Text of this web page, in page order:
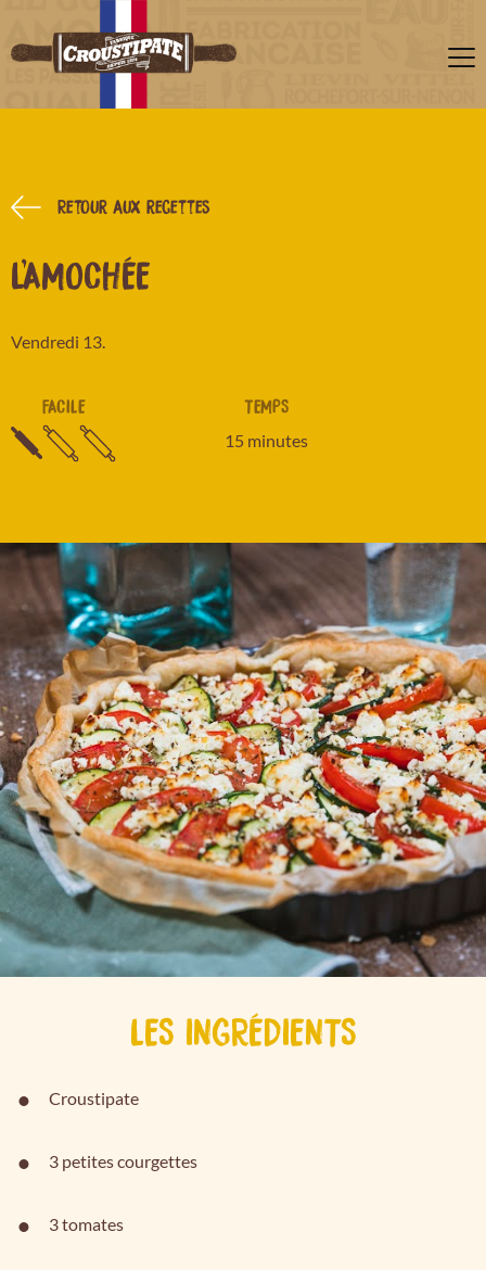
Retour aux recettes
L'AMOCHÉE
Vendredi 13.
FACILE TEMPS
15 minutes
LES INGRÉDIENTS
Croustipate
3 petites courgettes
3 tomates